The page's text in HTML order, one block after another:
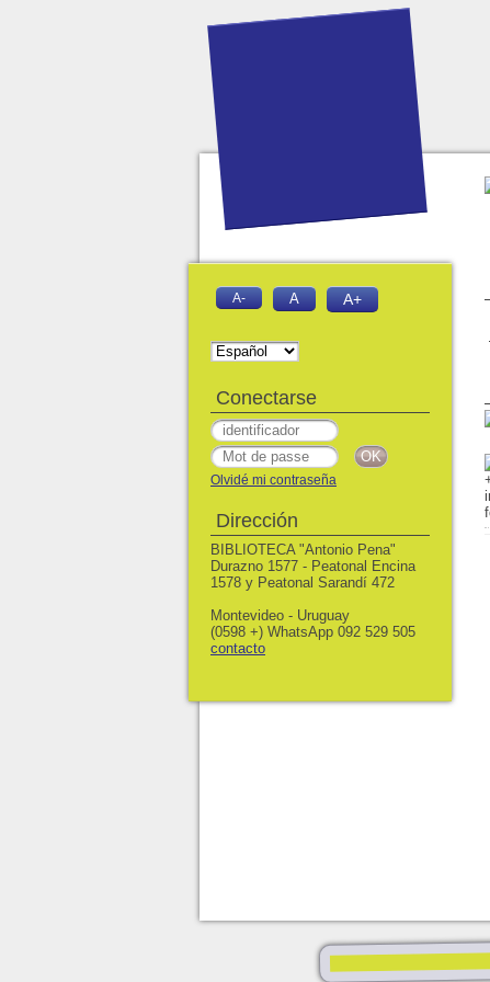
A- A A+
Conectarse
Olvidé mi contraseña
Dirección
BIBLIOTECA "Antonio Pena"
Durazno 1577 - Peatonal Encina
1578 y Peatonal Sarandí 472
Montevideo - Uruguay
(0598 +) WhatsApp 092 529 505
contacto